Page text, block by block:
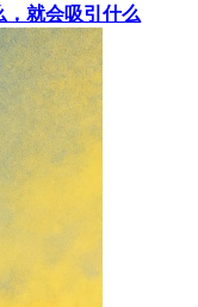
，就会吸引什么